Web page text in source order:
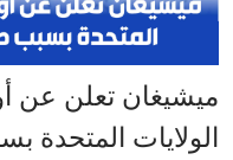
ميشيغان تعلن عن
الولايات